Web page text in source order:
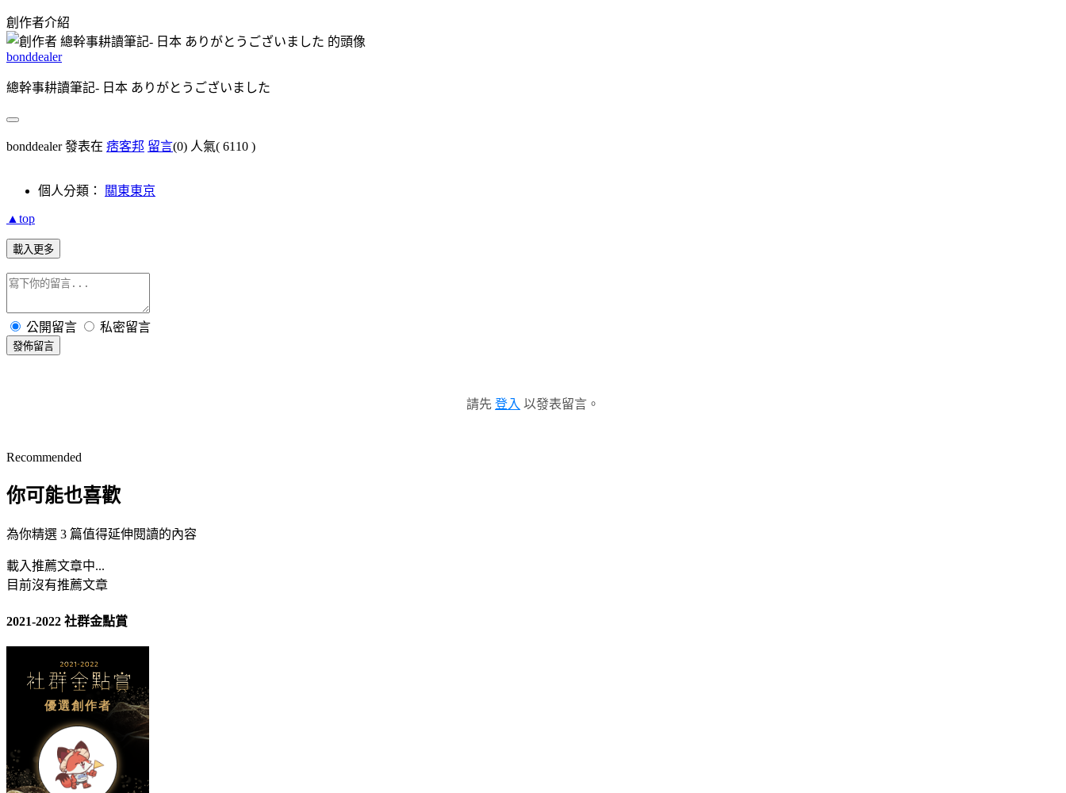
創作者介紹
bonddealer
總幹事耕讀筆記- 日本 ありがとうございました
bonddealer 發表在 痞客邦 留言(0) 人氣( 6110 )
個人分類： 關東東京
▲top
載入更多
公開留言 私密留言
發佈留言
請先 登入 以發表留言。
Recommended
你可能也喜歡
為你精選 3 篇值得延伸閱讀的內容
載入推薦文章中...
目前沒有推薦文章
2021-2022 社群金點賞